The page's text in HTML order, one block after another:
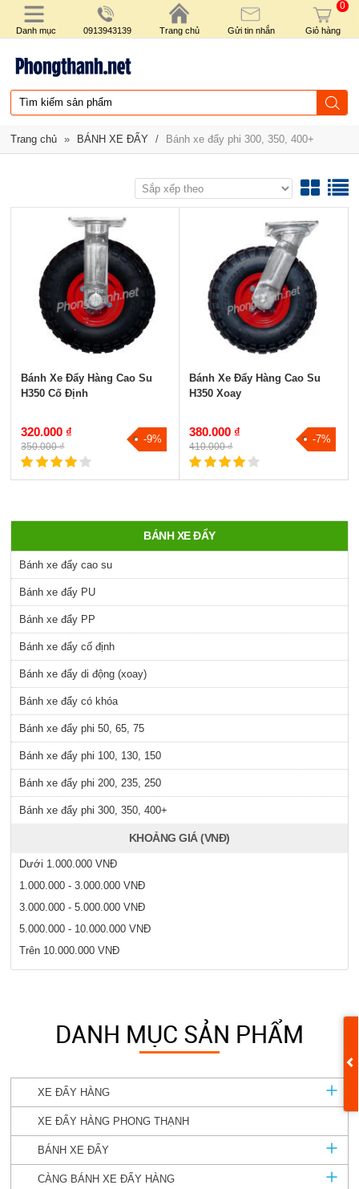
Danh mục 0913943139 Trang chủ Gửi tin nhắn
0
Giỏ hàng
Trang chủ » BÁNH XE ĐẨY / Bánh xe đẩy phi 300, 350, 400+
Bánh Xe Đẩy Hàng Cao Su
H350 Cố Định
320.000 ₫
350.000 ₫
-9%
Bánh Xe Đẩy Hàng Cao Su
H350 Xoay
380.000 ₫
410.000 ₫
-7%
BÁNH XE ĐẨY
Bánh xe đẩy cao su
Bánh xe đẩy PU
Bánh xe đẩy PP
Bánh xe đẩy cố định
Bánh xe đẩy di động (xoay)
Bánh xe đẩy có khóa
Bánh xe đẩy phi 50, 65, 75
Bánh xe đẩy phi 100, 130, 150
Bánh xe đẩy phi 200, 235, 250
Bánh xe đẩy phi 300, 350, 400+
KHOẢNG GIÁ (VNĐ)
Dưới 1.000.000 VNĐ
1.000.000 - 3.000.000 VNĐ
3.000.000 - 5.000.000 VNĐ
5.000.000 - 10.000.000 VNĐ
Trên 10.000.000 VNĐ
DANH MỤC SẢN PHẨM
XE ĐẨY HÀNG
XE ĐẨY HÀNG PHONG THẠNH
BÁNH XE ĐẨY
CÀNG BÁNH XE ĐẨY HÀNG